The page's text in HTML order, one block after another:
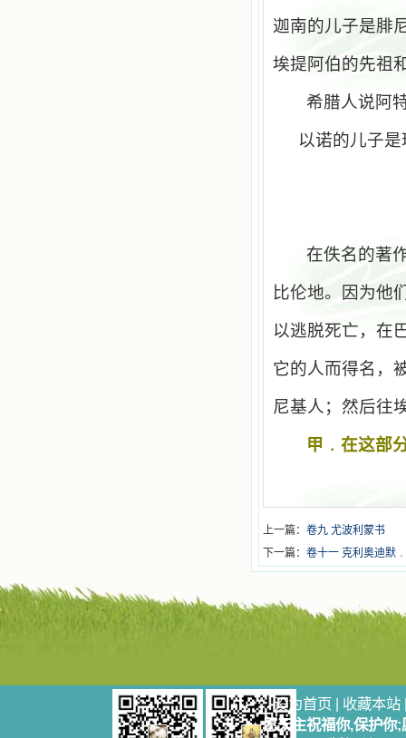
迦南的儿子是腓
埃提阿伯的先祖
希腊人说阿
以诺的儿子
在佚名的著
比伦地。因为他
以逃脱死亡，在
它的人而得名，
尼基人；然后往
甲﹒在这部
上一篇： 卷九 尤波利蒙书
下一篇： 卷十一 克利奥迪默
设为首页 | 收藏本站
愿天主祝福你,保护你